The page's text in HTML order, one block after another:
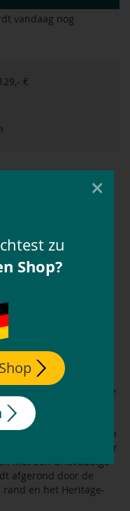
vandaag nog
€
Artikelnummer: 615958 00005
maar resistent.
softshell
de Cool/Dry-
afvoert. Dankzij de
het een uitstekende
Voor een
het zadeldek antislip
Innostrap-systeem voor
met een drievoudige
afgerond door de
en het Heritage-
×
zu
Shop?